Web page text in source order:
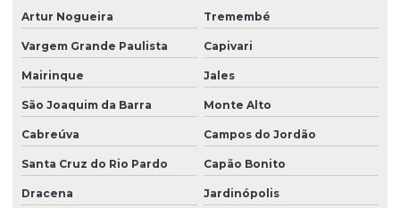
Limpeza pós obra valor
Limpeza predial terceirizada
Limpeza profissional em empresas
Limpeza profissional de piso
Limpeza profissional de pisos
Limpeza profissional pós obra
Limpeza profissional de vidros
Artur Nogueira Tremembé
Vargem Grande Paulista Capivari
Mairinque Jales
São Joaquim da Barra Monte Alto
Cabreúva Campos do Jordão
Santa Cruz do Rio Pardo Capão Bonito
Dracena Jardinópolis